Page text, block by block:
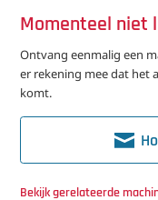
Sorteermachines
Teeltwisseling
Laatst toegevoegd
Momenteel niet
Ontvang eenmalig een
er rekening mee dat het
komt.
Bekijk gerelateerde